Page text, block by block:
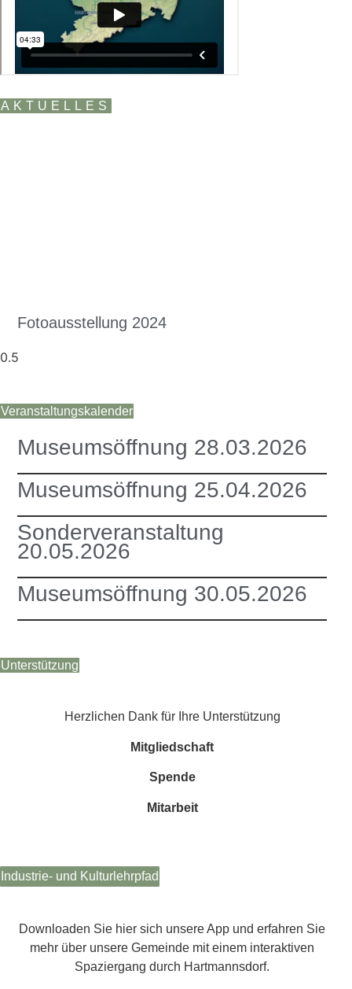
AKTUELLES
Fotoausstellung 2024
Veranstaltungskalender
Museumsöffnung 28.03.2026
Museumsöffnung 25.04.2026
Sonderveranstaltung
20.05.2026
Museumsöffnung 30.05.2026
Unterstützung
Herzlichen Dank für Ihre Unterstützung
Mitgliedschaft
Spende
Mitarbeit
Industrie- und Kulturlehrpfad
Downloaden Sie hier sich unsere App und erfahren Sie
mehr über unsere Gemeinde mit einem interaktiven
Spaziergang durch Hartmannsdorf.